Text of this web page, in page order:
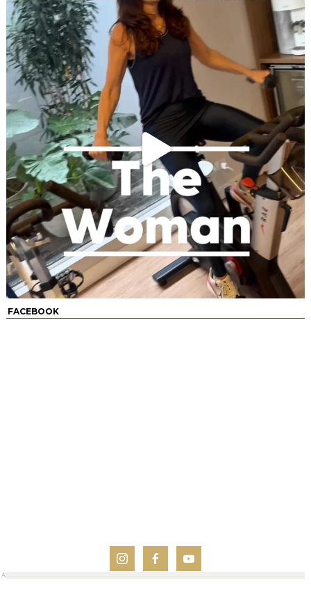
FACEBOOK
AN